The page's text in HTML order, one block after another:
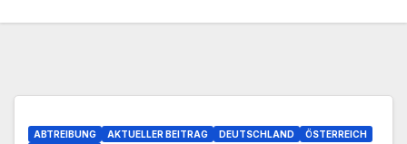
ABTREIBUNG AKTUELLER BEITRAG DEUTSCHLAND
ÖSTERREICH